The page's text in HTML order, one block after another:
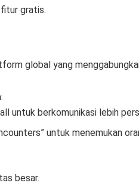
gratis.
global yang
:
untuk berkomunikasi lebih
untuk menemukan
besar.